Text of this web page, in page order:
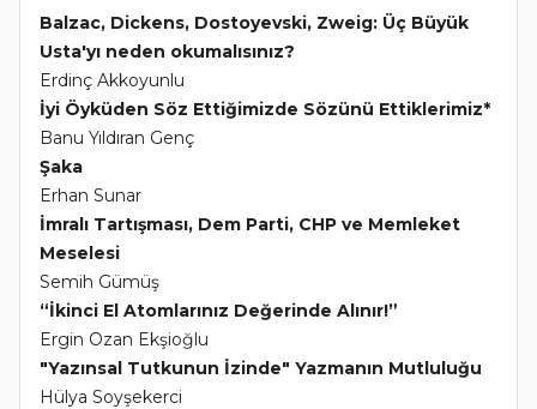
Balzac, Dickens, Dostoyevski, Zweig: Üç Büyük
Usta'yı neden okumalısınız?
Erdinç Akkoyunlu
İyi Öyküden Söz Ettiğimizde Sözünü Ettiklerimiz*
Banu Yıldıran Genç
Şaka
Erhan Sunar
İmralı Tartışması, Dem Parti, CHP ve Memleket
Meselesi
Semih Gümüş
“İkinci El Atomlarınız Değerinde Alınır!”
Ergin Ozan Ekşioğlu
"Yazınsal Tutkunun İzinde" Yazmanın Mutluluğu
Hülya Soyşekerci